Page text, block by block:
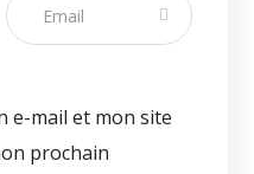
e-mail et mon site
prochain